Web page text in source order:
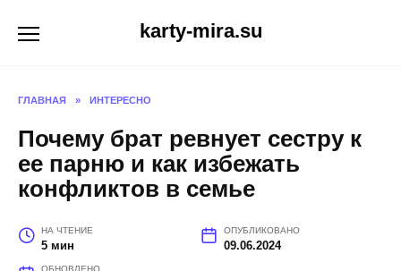
karty-mira.su
ГЛАВНАЯ » ИНТЕРЕСНО
Почему брат ревнует сестру к
ее парню и как избежать
конфликтов в семье
НА ЧТЕНИЕ
5 мин
ОПУБЛИКОВАНО
09.06.2024
ОБНОВЛЕНО